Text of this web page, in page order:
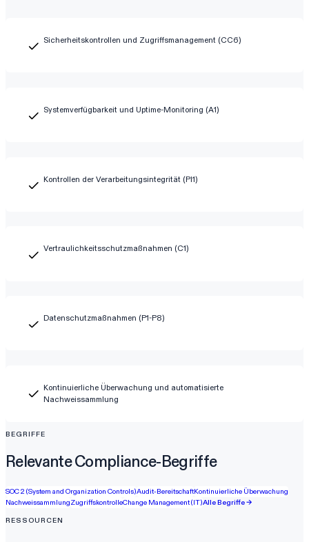
Sicherheitskontrollen und Zugriffsmanagement (CC6)
Systemverfügbarkeit und Uptime-Monitoring (A1)
Kontrollen der Verarbeitungsintegrität (PI1)
Vertraulichkeitsschutzmaßnahmen (C1)
Datenschutzmaßnahmen (P1-P8)
Kontinuierliche Überwachung und automatisierte
Nachweissammlung
BEGRIFFE
Relevante Compliance-Begriffe
SOC 2 (System and Organization Controls)Audit-BereitschaftKontinuierliche Überwachung
NachweissammlungZugriffskontrolleChange Management (IT)Alle Begriffe →
RESSOURCEN